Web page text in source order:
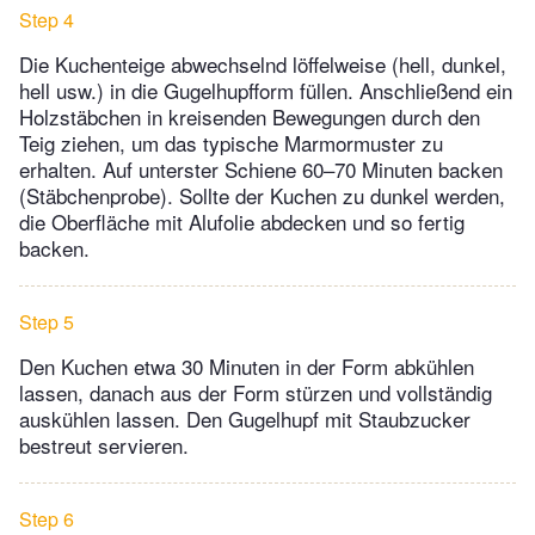
Step 4
Die Kuchenteige abwechselnd löffelweise (hell, dunkel,
hell usw.) in die Gugelhupfform füllen. Anschließend ein
Holzstäbchen in kreisenden Bewegungen durch den
Teig ziehen, um das typische Marmormuster zu
erhalten. Auf unterster Schiene 60–70 Minuten backen
(Stäbchenprobe). Sollte der Kuchen zu dunkel werden,
die Oberfläche mit Alufolie abdecken und so fertig
backen.
Step 5
Den Kuchen etwa 30 Minuten in der Form abkühlen
lassen, danach aus der Form stürzen und vollständig
auskühlen lassen. Den Gugelhupf mit Staubzucker
bestreut servieren.
Step 6